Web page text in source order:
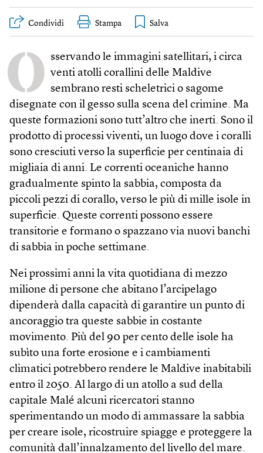
Condividi Stampa
O sservando le immagini satellitari, i circa
venti atolli corallini delle Maldive
sembrano resti scheletrici o sagome
disegnate con il gesso sulla scena del crimine. Ma
queste formazioni sono tutt’altro che inerti. Sono il
prodotto di processi viventi, un luogo dove i coralli
sono cresciuti verso la superficie per centinaia di
migliaia di anni. Le correnti oceaniche hanno
gradualmente spinto la sabbia, composta da
piccoli pezzi di corallo, verso le più di mille isole in
superficie. Queste correnti possono essere
transitorie e formano o spazzano via nuovi banchi
di sabbia in poche settimane.
Nei prossimi anni la vita quotidiana di mezzo
milione di persone che abitano l’arcipelago
dipenderà dalla capacità di garantire un punto di
ancoraggio tra queste sabbie in costante
movimento. Più del 90 per cento delle isole ha
subìto una forte erosione e i cambiamenti
climatici potrebbero rendere le Maldive inabitabili
entro il 2050. Al largo di un atollo a sud della
capitale Malé alcuni ricercatori stanno
sperimentando un modo di ammassare la sabbia
per creare isole, ricostruire spiagge e proteggere la
comunità dall’innalzamento del livello del mare.